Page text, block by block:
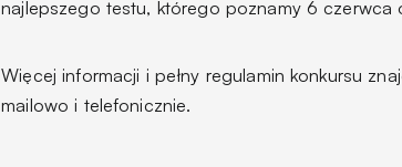
najlepszego testu, którego poznamy 6 czerwca
Więcej informacji i pełny regulamin konkursu
mailowo i telefonicznie.